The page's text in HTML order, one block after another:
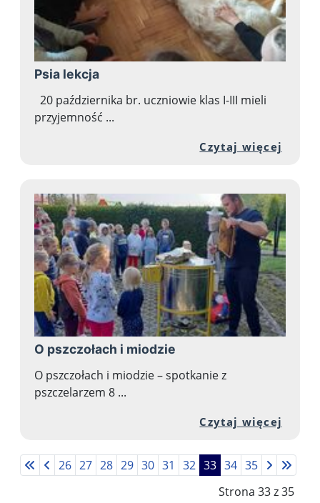
Psia lekcja
20 października br. uczniowie klas I-III mieli
przyjemność ...
Czytaj więcej
O pszczołach i miodzie
O pszczołach i miodzie – spotkanie z
pszczelarzem 8 ...
Czytaj więcej
Strona 33 z 35
26 27 28 29 30 31 32 33 34 35